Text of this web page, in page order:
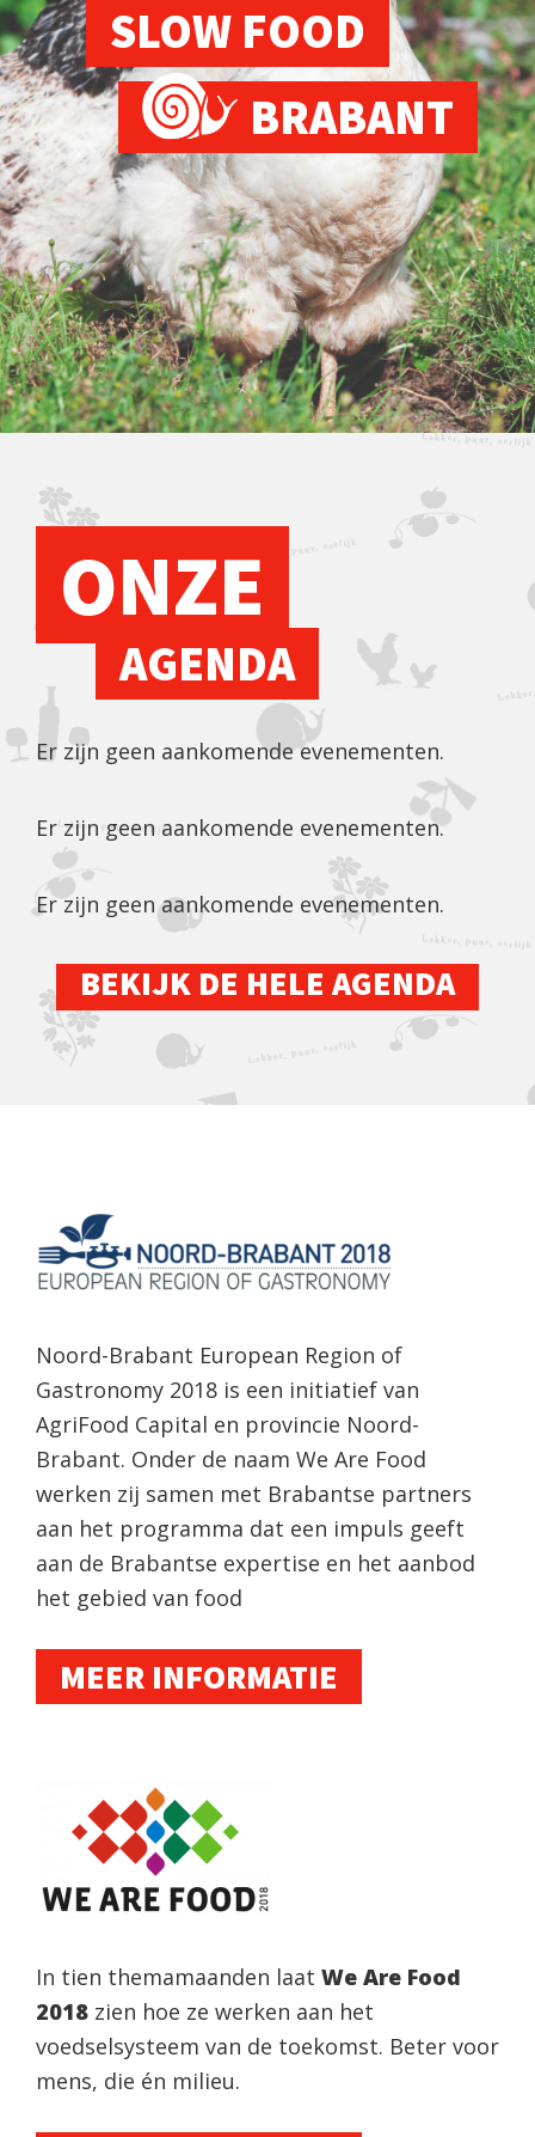
SLOW FOOD
BRABANT
ONZE
AGENDA
Er zijn geen aankomende evenementen.
Er zijn geen aankomende evenementen.
Er zijn geen aankomende evenementen.
BEKIJK DE HELE AGENDA
Noord-Brabant European Region of
Gastronomy 2018 is een initiatief van
AgriFood Capital en provincie Noord-
Brabant. Onder de naam We Are Food
werken zij samen met Brabantse partners
aan het programma dat een impuls geeft
aan de Brabantse expertise en het aanbod
het gebied van food
MEER INFORMATIE
In tien themamaanden laat We Are Food
2018 zien hoe ze werken aan het
voedselsysteem van de toekomst. Beter voor
mens, die én milieu.